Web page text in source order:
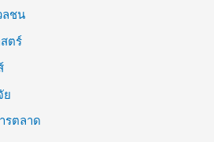
ลชน
ตร์
ย
รตลาด